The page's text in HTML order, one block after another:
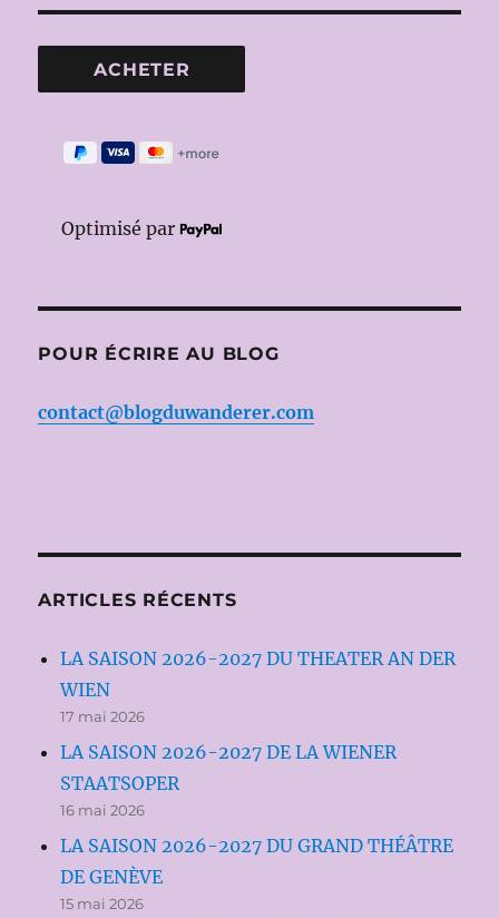
Optimisé par
POUR ÉCRIRE AU BLOG
contact@blogduwanderer.com
ARTICLES RÉCENTS
LA SAISON 2026-2027 DU THEATER AN DER
WIEN
17 mai 2026
LA SAISON 2026-2027 DE LA WIENER
STAATSOPER
16 mai 2026
LA SAISON 2026-2027 DU GRAND THÉÂTRE
DE GENÈVE
15 mai 2026